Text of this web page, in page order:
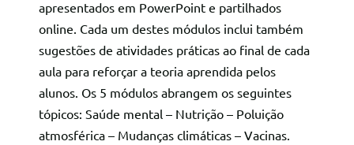
apresentados em PowerPoint e partilhados
online. Cada um destes módulos inclui também
sugestões de atividades práticas ao final de cada
aula para reforçar a teoria aprendida pelos
alunos. Os 5 módulos abrangem os seguintes
tópicos: Saúde mental – Nutrição – Poluição
atmosférica – Mudanças climáticas – Vacinas.